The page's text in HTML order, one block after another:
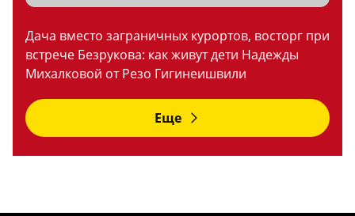
Дача вместо заграничных курортов, восторг при
встрече Безрукова: как живут дети Надежды
Михалковой от Резо Гигинеишвили
Еще